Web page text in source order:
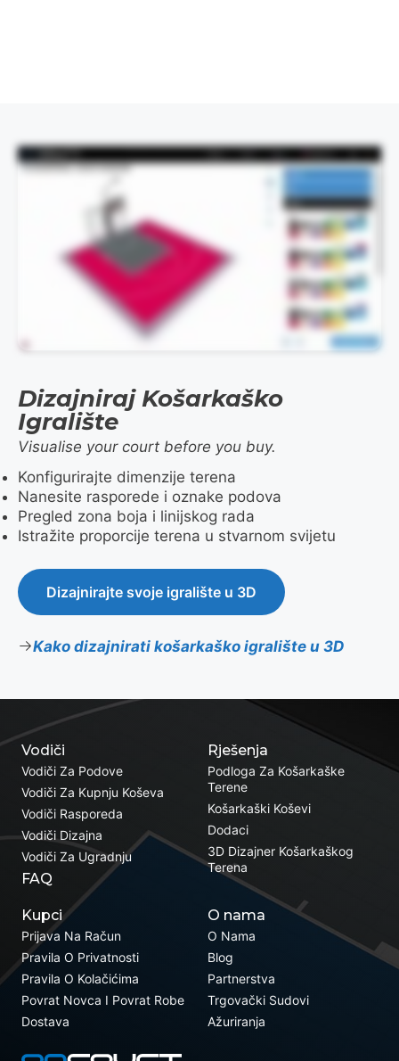
Ovaj video vizualno prikazuje proces dizajna i ne sadrži govorni zvuk.
Dizajniraj Košarkaško
Igralište
Visualise your court before you buy.
Konfigurirajte dimenzije terena
Nanesite rasporede i oznake podova
Pregled zona boja i linijskog rada
Istražite proporcije terena u stvarnom svijetu
Dizajnirajte svoje igralište u 3D
Kako dizajnirati košarkaško igralište u 3D
Rješenja
Podloga Za Košarkaške
Terene
Košarkaški Koševi
Dodaci
3D Dizajner Košarkaškog
Terena
Vodiči
Vodiči Za Podove
Vodiči Za Kupnju Koševa
Vodiči Rasporeda
Vodiči Dizajna
Vodiči Za Ugradnju
FAQ
Kupci
Prijava Na Račun
Pravila O Privatnosti
Pravila O Kolačićima
Povrat Novca I Povrat Robe
Dostava
O nama
O Nama
Blog
Partnerstva
Trgovački Sudovi
Ažuriranja